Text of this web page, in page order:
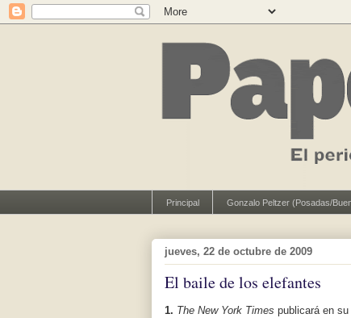
Principal Gonzalo Peltzer (Posadas/
jueves, 22 de octubre de 2009
El baile de los elefantes
1. The New York Times publicará en